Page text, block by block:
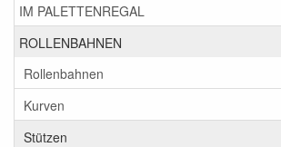
IM PALETTENREGAL
ROLLENBAHNEN
Rollenbahnen
Kurven
Stützen